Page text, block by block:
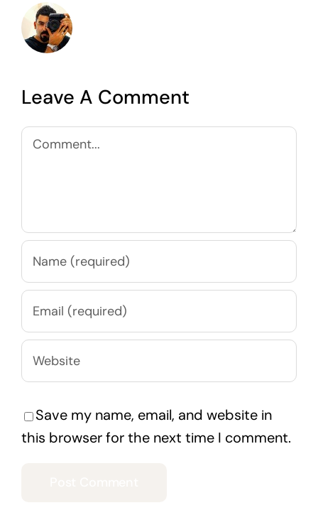
Leave A Comment
Comment
Save my name, email, and website in
this browser for the next time I comment.